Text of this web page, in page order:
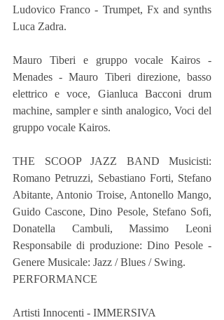
Ludovico Franco - Trumpet, Fx and synths
Luca Zadra.
Mauro Tiberi e gruppo vocale Kairos -
Menades - Mauro Tiberi direzione, basso
elettrico e voce, Gianluca Bacconi drum
machine, sampler e sinth analogico, Voci del
gruppo vocale Kairos.
THE SCOOP JAZZ BAND Musicisti:
Romano Petruzzi, Sebastiano Forti, Stefano
Abitante, Antonio Troise, Antonello Mango,
Guido Cascone, Dino Pesole, Stefano Sofi,
Donatella Cambuli, Massimo Leoni
Responsabile di produzione: Dino Pesole -
Genere Musicale: Jazz / Blues / Swing.
PERFORMANCE
Artisti Innocenti - IMMERSIVA